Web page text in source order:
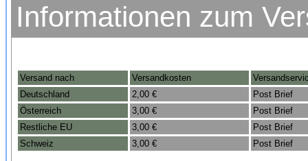
Informationen zum
Versand nach Versandkosten
Deutschland
2,00 €
Post Brief
Österreich
3,00 €
Post Brief
Restliche EU
3,00 €
Post Brief
Schweiz
3,00 € Post Brief